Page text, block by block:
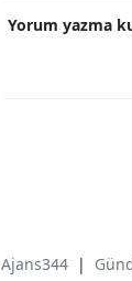
Yorum yazma
Ajans344 |